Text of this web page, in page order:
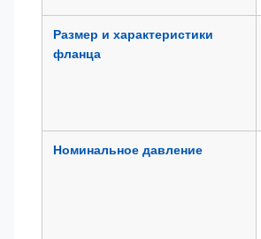
Размер и характеристики
фланца
Номинальное давление